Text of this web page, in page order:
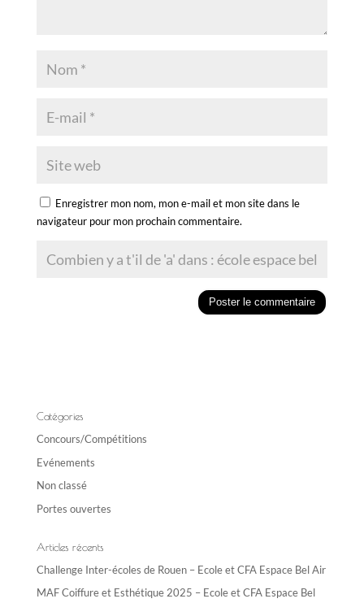
Enregistrer mon nom, mon e-mail et mon site dans le
navigateur pour mon prochain commentaire.
n
a
i
v
e
Catégories
Concours/Compétitions
Evénements
Non classé
Portes ouvertes
Articles récents
Challenge Inter-écoles de Rouen – Ecole et CFA Espace Bel Air
MAF Coiffure et Esthétique 2025 – Ecole et CFA Espace Bel